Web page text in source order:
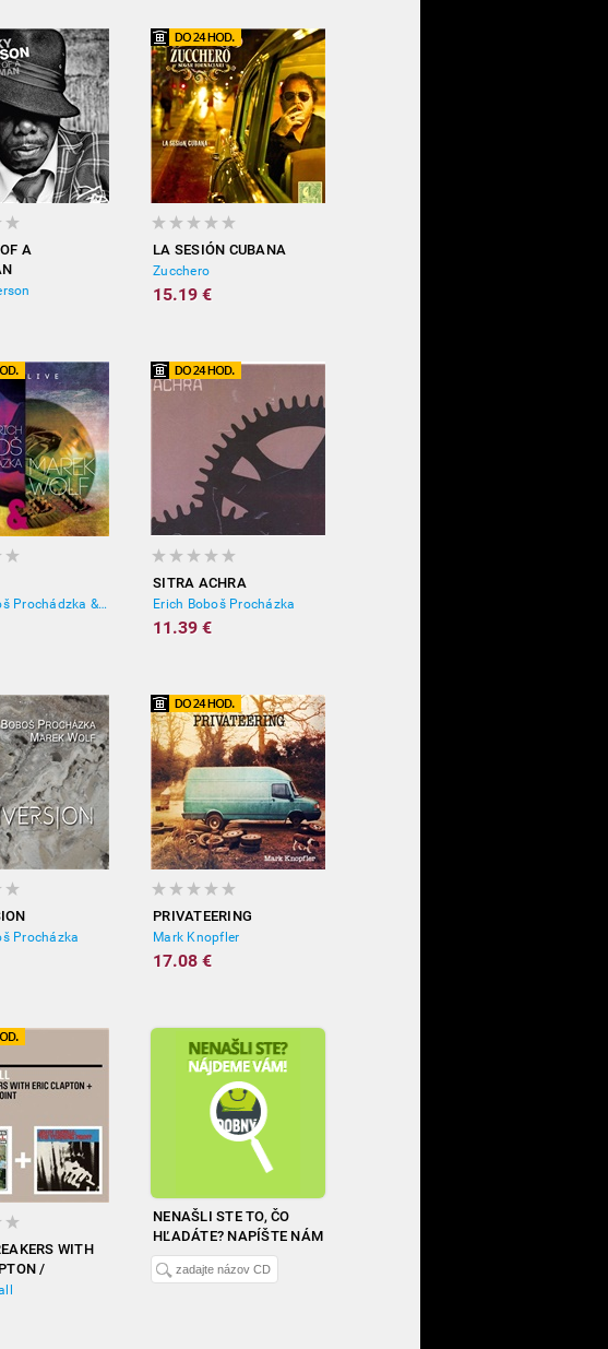
A
LA SESIÓN CUBANA
Zucchero
15.19 €
Erich Boboš Prochádzka & Marek Wolf
SITRA ACHRA
Erich Boboš Procházka
11.39 €
Procházka
PRIVATEERING
Mark Knopfler
17.08 €
WITH
/
NENAŠLI STE TO, ČO
HĽADÁTE? NAPÍŠTE NÁM